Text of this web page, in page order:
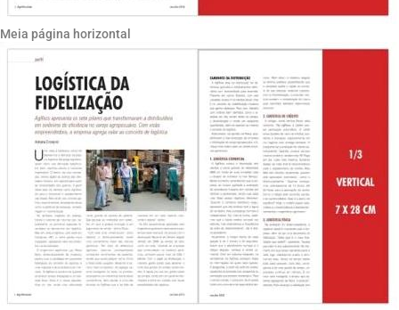
Meia página horizontal